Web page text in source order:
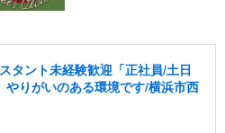
タント未経験歓迎「正社員/土日
りがいのある環境です/横浜市西